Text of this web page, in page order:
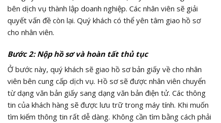
bên dịch vụ thành lập doanh nghiệp. Các nhân viên sẽ giải
quyết vấn đề còn lại. Quý khách có thể yên tâm giao hồ sơ
cho nhân viên.
Bước 2: Nộp hồ sơ và hoàn tất thủ tục
Ở bước này, quý khách sẽ giao hồ sơ bản giấy về cho nhân
viên bên cung cấp dịch vụ. Hồ sơ sẽ được nhân viên chuyển
từ dạng văn bản giấy sang dạng văn bản điện tử. Các thông
tin của khách hàng sẽ được lưu trữ trong máy tính. Khi muốn
tìm kiếm thông tin rất dễ dàng. Không cần tìm bằng cách phải